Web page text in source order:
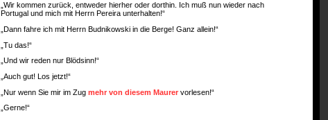
„Wir kommen zurück, entweder hierher oder dorthin. Ich muß nun wieder nach
Portugal und mich mit Herrn Pereira unterhalten!“
„Dann fahre ich mit Herrn Budnikowski in die Berge! Ganz allein!“
„Tu das!“
„Und wir reden nur Blödsinn!“
„Auch gut! Los jetzt!“
„Nur wenn Sie mir im Zug mehr von diesem Maurer vorlesen!“
„Gerne!“